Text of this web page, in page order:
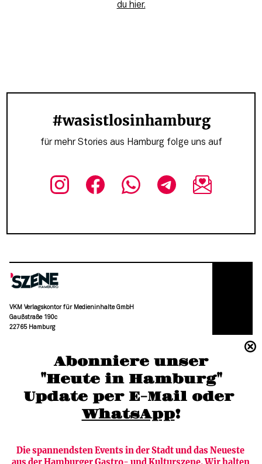
Abonniere unser
"Heute in Hamburg"
Update per E-Mail oder
WhatsApp!
Die spannendsten Events in der Stadt und das Neueste
du hier.
#wasistlosinhamburg
für mehr Stories aus Hamburg folge uns auf
VKM Verlagskontor für Medieninhalte GmbH
Gaußstraße 190c
22765 Hamburg
moc.grubmah-enezs@ofni